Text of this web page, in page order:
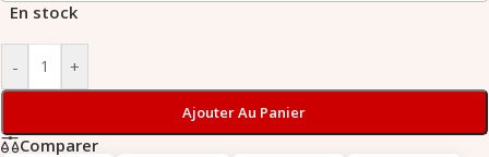
En stock
- +
Ajouter Au Panier
Comparer